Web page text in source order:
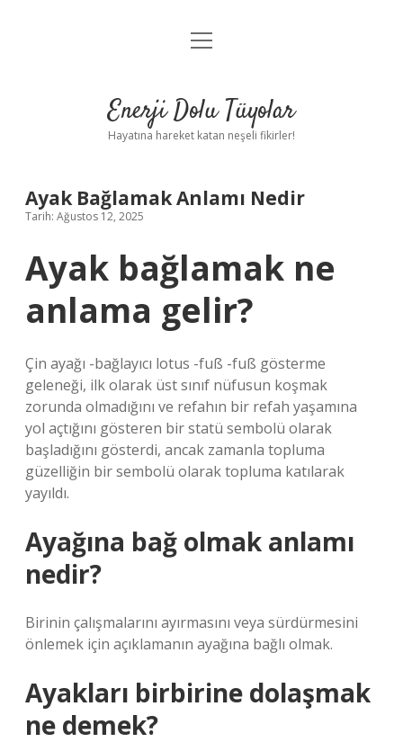
Anasayfa
Yasal Uyarı
menüyü
Enerji Dolu Tüyolar
Hayatına hareket katan neşeli fikirler!
Ayak Bağlamak Anlamı Nedir
Tarih: Ağustos 12, 2025
Ayak bağlamak ne
anlama gelir?
Çin ayağı -bağlayıcı lotus -fuß -fuß gösterme
geleneği, ilk olarak üst sınıf nüfusun koşmak
zorunda olmadığını ve refahın bir refah yaşamına
yol açtığını gösteren bir statü sembolü olarak
başladığını gösterdi, ancak zamanla topluma
güzelliğin bir sembolü olarak topluma katılarak
yayıldı.
Ayağına bağ olmak anlamı
nedir?
Birinin çalışmalarını ayırmasını veya sürdürmesini
önlemek için açıklamanın ayağına bağlı olmak.
Ayakları birbirine dolaşmak
ne demek?